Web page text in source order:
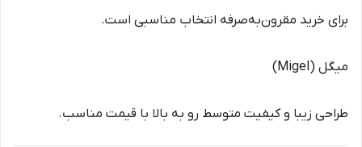
برای خرید مقرون‌به‌صرفه انتخاب مناسبی است.
میگل (Migel)
طراحی زیبا و کیفیت متوسط رو به بالا با قیمت مناسب.